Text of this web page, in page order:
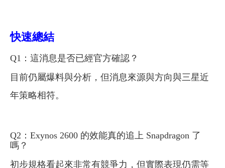
快速總結
Q1：這消息是否已經官方確認？
目前仍屬爆料與分析，但消息來源與方向與三星近
年策略相符。
Q2：Exynos 2600 的效能真的追上 Snapdragon 了
嗎？
初步規格看起來非常有競爭力，但實際表現仍需等